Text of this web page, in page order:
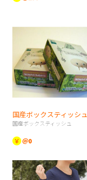
国産ボックスティッシュ
国産ボックスティッシュ
￥ ＠0